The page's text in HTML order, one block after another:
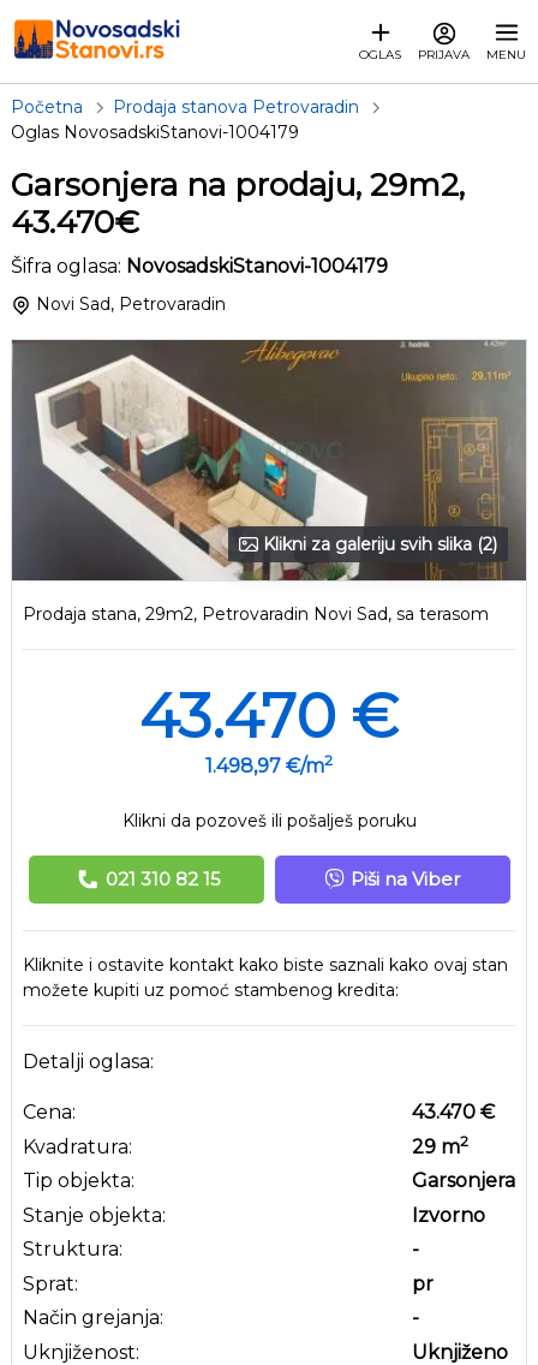
OGLAS PRIJAVA MENU
Početna
Prodaja stanova Petrovaradin
Oglas NovosadskiStanovi-1004179
Garsonjera na prodaju, 29m2,
43.470€
Šifra oglasa: NovosadskiStanovi-1004179
Novi Sad, Petrovaradin
Klikni za galeriju svih slika (2)
Prodaja stana, 29m2, Petrovaradin Novi Sad, sa terasom
43.470 €
1.498,97 €/m2
Klikni da pozoveš ili pošalješ poruku
021 310 82 15 Piši na Viber
Kliknite i ostavite kontakt kako biste saznali kako ovaj stan
možete kupiti uz pomoć stambenog kredita:
Detalji oglasa:
Cena:
Kvadratura:
Tip objekta:
Stanje objekta:
Struktura:
Sprat:
Način grejanja:
Uknjiženost:
43.470 €
29 m2
Garsonjera
Izvorno
-
pr
-
Uknjiženo